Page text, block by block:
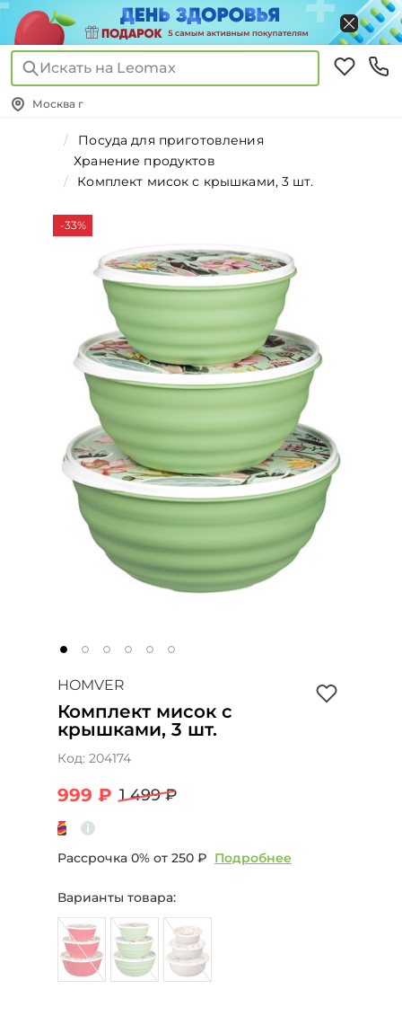
Искать на Leomax
Москва г
Посуда для приготовления
Хранение продуктов
Комплект мисок с крышками, 3 шт.
-33%
HOMVER
Комплект мисок с
крышками, 3 шт.
Код: 204174
999 ₽ 1 499 ₽
Рассрочка 0% от 250 ₽ Подробнее
Варианты товара: